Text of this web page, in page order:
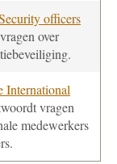
officers
over
International
vragen
medewerkers